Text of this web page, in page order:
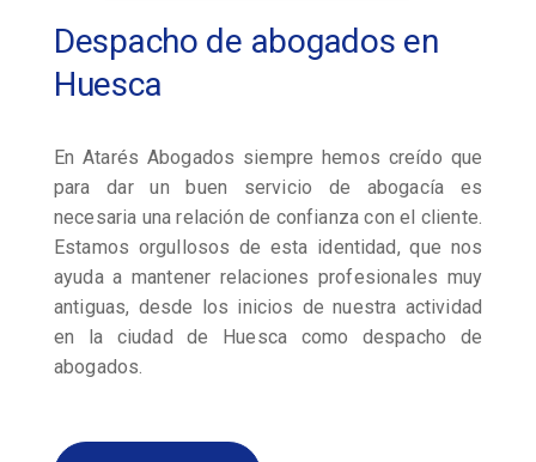
Despacho de abogados en
Huesca
En Atarés Abogados siempre hemos creído que
para dar un buen servicio de abogacía es
necesaria una relación de confianza con el cliente.
Estamos orgullosos de esta identidad, que nos
ayuda a mantener relaciones profesionales muy
antiguas, desde los inicios de nuestra actividad
en la ciudad de Huesca como despacho de
abogados.